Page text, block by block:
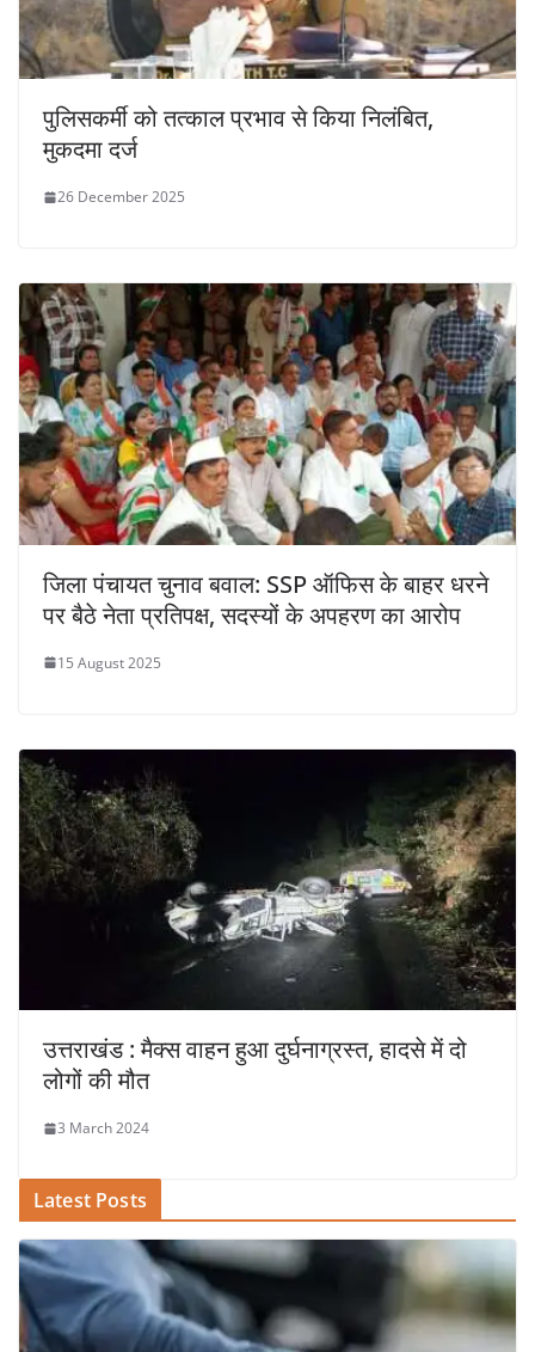
पुलिसकर्मी को तत्काल प्रभाव से किया निलंबित,
मुकदमा दर्ज
26 December 2025
जिला पंचायत चुनाव बवाल: SSP ऑफिस के बाहर धरने
पर बैठे नेता प्रतिपक्ष, सदस्यों के अपहरण का आरोप
15 August 2025
उत्तराखंड : मैक्स वाहन हुआ दुर्घनाग्रस्त, हादसे में दो
लोगों की मौत
3 March 2024
Latest Posts